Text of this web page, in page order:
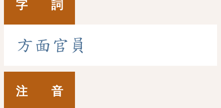
字 詞
方 面 官 員
注 音